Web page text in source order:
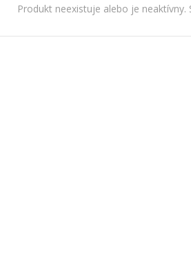
Produkt neexistuje alebo je